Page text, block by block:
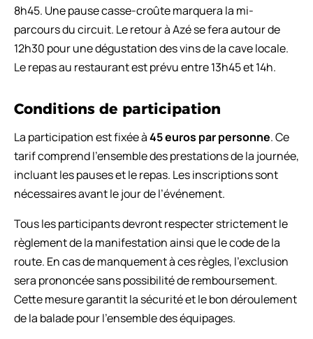
8h45. Une pause casse-croûte marquera la mi-
parcours du circuit. Le retour à Azé se fera autour de
12h30 pour une dégustation des vins de la cave locale.
Le repas au restaurant est prévu entre 13h45 et 14h.
Conditions de participation
La participation est fixée à45 euros par personne. Ce
tarif comprend l’ensemble des prestations de la journée,
incluant les pauses et le repas. Les inscriptions sont
nécessaires avant le jour de l’événement.
Tous les participants devront respecter strictement le
règlement de la manifestation ainsi que le code de la
route. En cas de manquement à ces règles, l’exclusion
sera prononcée sans possibilité de remboursement.
Cette mesure garantit la sécurité et le bon déroulement
de la balade pour l’ensemble des équipages.